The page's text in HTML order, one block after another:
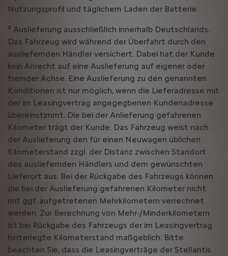
Nutzungsprofil und täglichem Laden der Batterie.
a Auslieferung ausschließlich innerhalb Deutschlands.
Das Fahrzeug wird während der Überfahrt durch den
ausliefernden Händler versichert. Dabei hat der Kunde
kein Anrecht auf eine Auslieferung auf eigener oder
fremder Achse. Eine Auslieferung zu den genannten
Konditionen ist nur möglich, wenn die Lieferadresse mit
der im Leasingvertrag angegegbenen Kundenadresse
übereinstimmt. Die bei der Anlieferung gefahrenen
Kilometer trägt der Kunde. Das Fahrzeug weist nach
der Auslieferung den für einen Neuwagen üblichen
Kilometerstand zzgl. der Distanz zwischen Standort
des ausliefernden Händlers und dem gewünschten
Lieferort aus. Bei der Rückgabe des Fahrzeugs können
die bei der Auslieferung gefahrenen Kilometer nicht
mit ggf. aufgetretenen Mehrkilometern verrechnet
werden. Zur Berechnung von Mehr-/Minderkilometern
ist bei Rückgabe des Fahrzeugs der im Leasingvertrag
hinterlegte Kilometerstand maßgeblich. Bitte
beachten Sie, dass die Leasingverträge der Stellantis